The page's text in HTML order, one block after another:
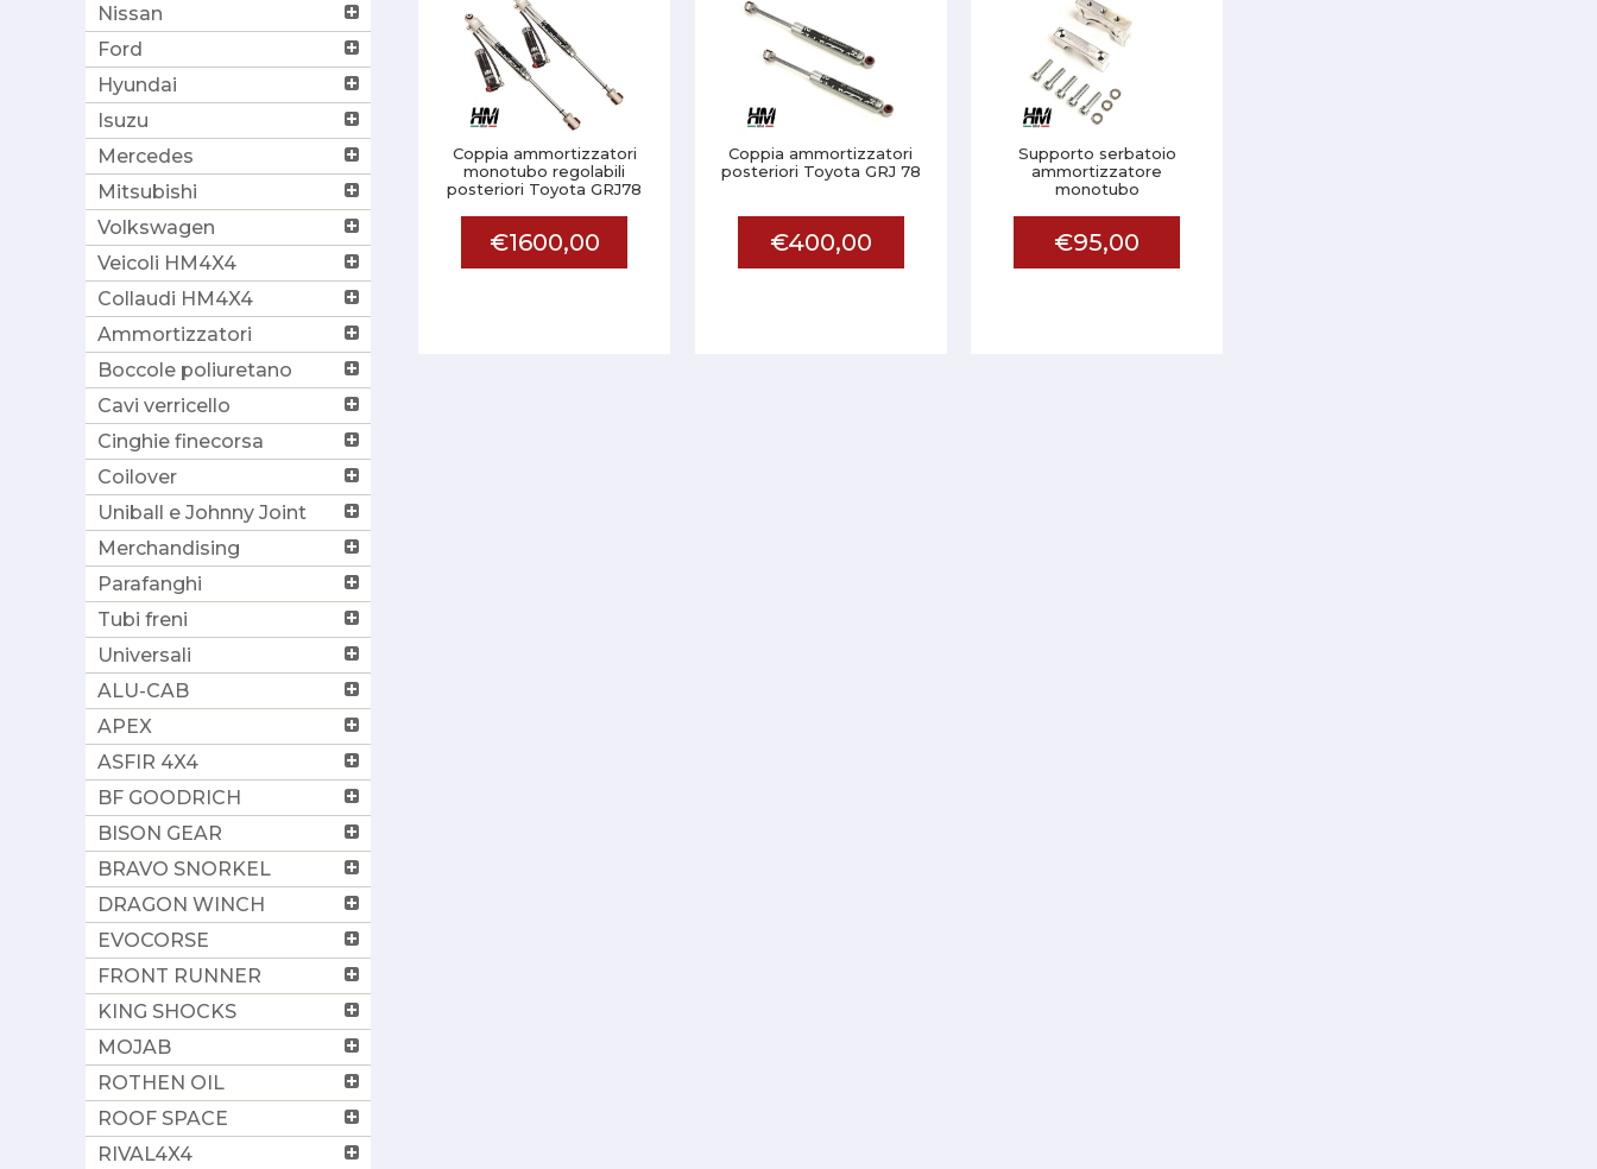
Nissan
Ford
Hyundai
Isuzu
Mercedes
Mitsubishi
Volkswagen
Veicoli HM4X4
Collaudi HM4X4
Ammortizzatori
Boccole poliuretano
Cavi verricello
Cinghie finecorsa
Coilover
Uniball e Johnny Joint
Merchandising
Parafanghi
Tubi freni
Universali
ALU-CAB
APEX
ASFIR 4X4
BF GOODRICH
BISON GEAR
BRAVO SNORKEL
DRAGON WINCH
EVOCORSE
FRONT RUNNER
KING SHOCKS
MOJAB
ROTHEN OIL
ROOF SPACE
RIVAL4X4
Coppia ammortizzatori
monotubo regolabili
posteriori Toyota GRJ78
€1600,00
Coppia ammortizzatori
posteriori Toyota GRJ 78
€400,00
Supporto serbatoio
ammortizzatore
monotubo
€95,00